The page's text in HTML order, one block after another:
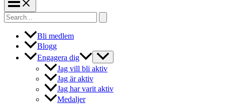
Search
for:
Bli medlem
Blogg
Engagera dig
Jag vill bli aktiv
Jag är aktiv
Jag har varit aktiv
Medaljer